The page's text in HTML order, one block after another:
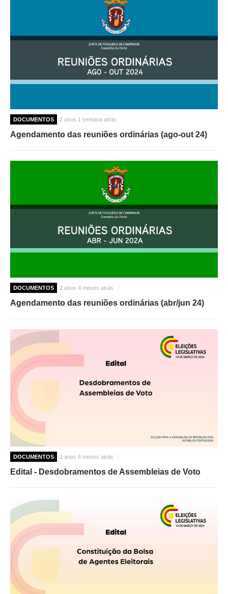
DOCUMENTOS 2 anos 1 semana atrás
Agendamento das reuniões ordinárias (ago-out 24)
DOCUMENTOS 2 anos 4 meses atrás
Agendamento das reuniões ordinárias (abr/jun 24)
DOCUMENTOS 2 anos 6 meses atrás
Edital - Desdobramentos de Assembleias de Voto